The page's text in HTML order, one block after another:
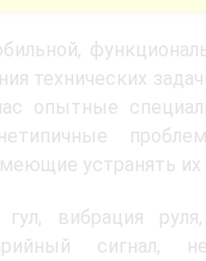
технических
опытные
устранять их
гул, вибрация
сигнал,